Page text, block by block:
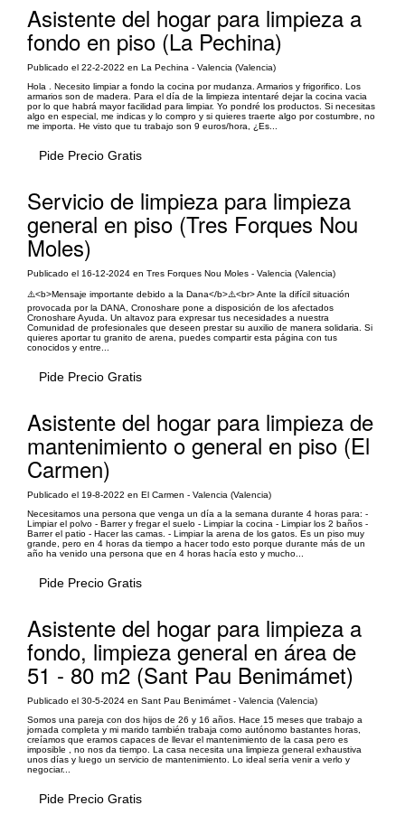
Asistente del hogar para limpieza a
fondo en piso (La Pechina)
Publicado el 22-2-2022 en La Pechina - Valencia (Valencia)
Hola . Necesito limpiar a fondo la cocina por mudanza. Armarios y frigorifico. Los
armarios son de madera. Para el día de la limpieza intentaré dejar la cocina vacia
por lo que habrá mayor facilidad para limpiar. Yo pondré los productos. Si necesitas
algo en especial, me indicas y lo compro y si quieres traerte algo por costumbre, no
me importa. He visto que tu trabajo son 9 euros/hora, ¿Es...
Pide Precio Gratis
Servicio de limpieza para limpieza
general en piso (Tres Forques Nou
Moles)
Publicado el 16-12-2024 en Tres Forques Nou Moles - Valencia (Valencia)
⚠️<b>Mensaje importante debido a la Dana</b>⚠️<br> Ante la difícil situación
provocada por la DANA, Cronoshare pone a disposición de los afectados
Cronoshare Ayuda. Un altavoz para expresar tus necesidades a nuestra
Comunidad de profesionales que deseen prestar su auxilio de manera solidaria. Si
quieres aportar tu granito de arena, puedes compartir esta página con tus
conocidos y entre...
Pide Precio Gratis
Asistente del hogar para limpieza de
mantenimiento o general en piso (El
Carmen)
Publicado el 19-8-2022 en El Carmen - Valencia (Valencia)
Necesitamos una persona que venga un día a la semana durante 4 horas para: -
Limpiar el polvo - Barrer y fregar el suelo - Limpiar la cocina - Limpiar los 2 baños -
Barrer el patio - Hacer las camas. - Limpiar la arena de los gatos. Es un piso muy
grande, pero en 4 horas da tiempo a hacer todo esto porque durante más de un
año ha venido una persona que en 4 horas hacía esto y mucho...
Pide Precio Gratis
Asistente del hogar para limpieza a
fondo, limpieza general en área de
51 - 80 m2 (Sant Pau Benimámet)
Publicado el 30-5-2024 en Sant Pau Benimámet - Valencia (Valencia)
Somos una pareja con dos hijos de 26 y 16 años. Hace 15 meses que trabajo a
jornada completa y mi marido también trabaja como autónomo bastantes horas,
creíamos que eramos capaces de llevar el mantenimiento de la casa pero es
imposible , no nos da tiempo. La casa necesita una limpieza general exhaustiva
unos días y luego un servicio de mantenimiento. Lo ideal sería venir a verlo y
negociar...
Pide Precio Gratis